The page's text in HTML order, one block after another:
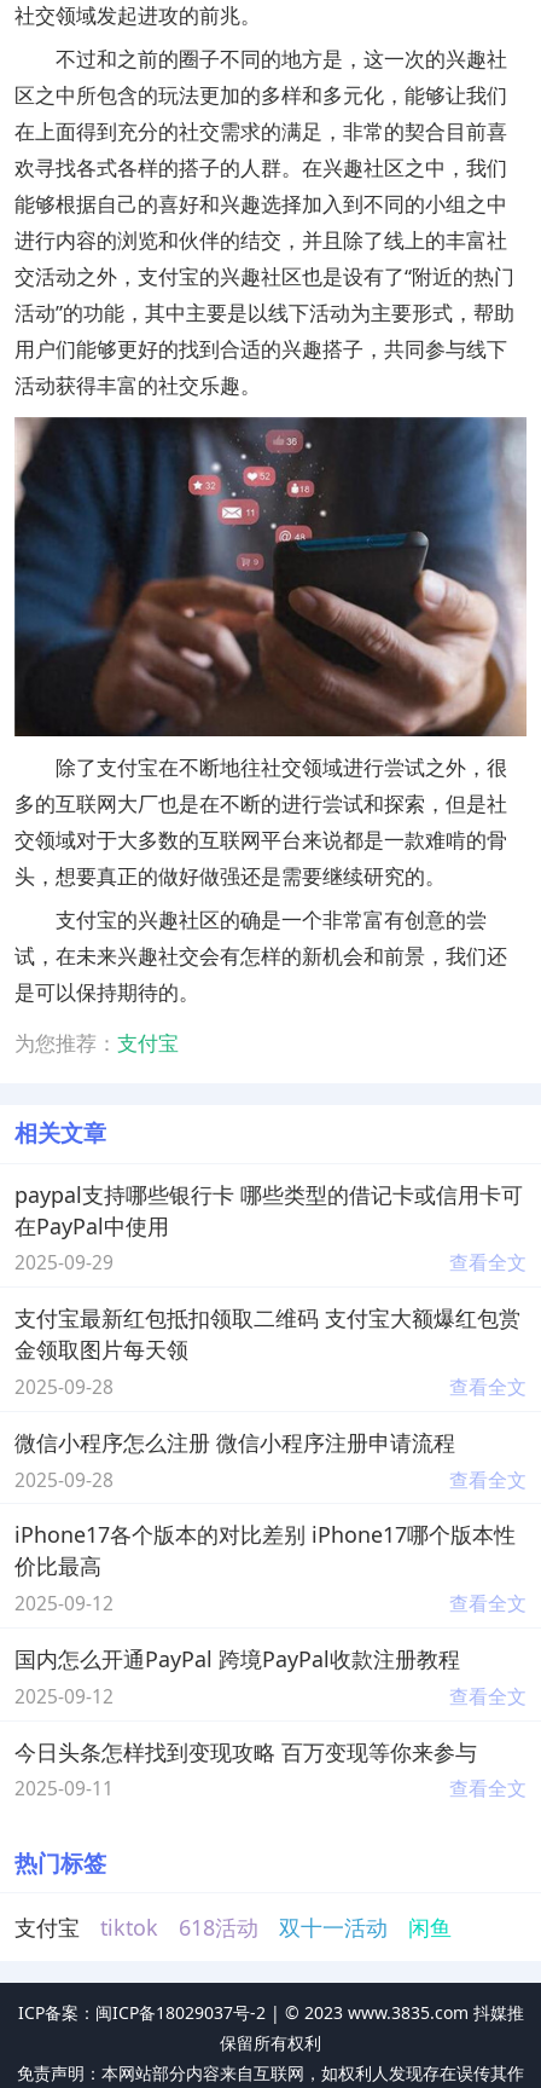
社交领域发起进攻的前兆。
不过和之前的圈子不同的地方是，这一次的兴趣社
区之中所包含的玩法更加的多样和多元化，能够让我们
在上面得到充分的社交需求的满足，非常的契合目前喜
欢寻找各式各样的搭子的人群。在兴趣社区之中，我们
能够根据自己的喜好和兴趣选择加入到不同的小组之中
进行内容的浏览和伙伴的结交，并且除了线上的丰富社
交活动之外，支付宝的兴趣社区也是设有了“附近的热门
活动”的功能，其中主要是以线下活动为主要形式，帮助
用户们能够更好的找到合适的兴趣搭子，共同参与线下
活动获得丰富的社交乐趣。
除了支付宝在不断地往社交领域进行尝试之外，很
多的互联网大厂也是在不断的进行尝试和探索，但是社
交领域对于大多数的互联网平台来说都是一款难啃的骨
头，想要真正的做好做强还是需要继续研究的。
支付宝的兴趣社区的确是一个非常富有创意的尝
试，在未来兴趣社交会有怎样的新机会和前景，我们还
是可以保持期待的。
为您推荐： 支付宝
相关文章
paypal支持哪些银行卡 哪些类型的借记卡或信用卡可
在PayPal中使用
2025-09-29 查看全文
支付宝最新红包抵扣领取二维码 支付宝大额爆红包赏
金领取图片每天领
2025-09-28 查看全文
微信小程序怎么注册 微信小程序注册申请流程
2025-09-28 查看全文
iPhone17各个版本的对比差别 iPhone17哪个版本性
价比最高
2025-09-12 查看全文
国内怎么开通PayPal 跨境PayPal收款注册教程
2025-09-12 查看全文
今日头条怎样找到变现攻略 百万变现等你来参与
2025-09-11 查看全文
热门标签
支付宝 tiktok 618活动 双十一活动 闲鱼
ICP备案：闽ICP备18029037号-2 | © 2023www.3835.com 抖媒推
保留所有权利
免责声明：本网站部分内容来自互联网，如权利人发现存在误传其作